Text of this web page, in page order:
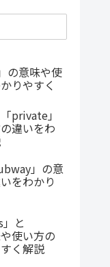
の意味や使
りやすく
private」
違いをわ
」の意
をわかり
と
使い方の
く解説